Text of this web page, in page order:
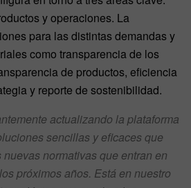
y operaciones. La
para las distintas demandas y
como transparencia de los
de productos, eficiencia
y reporte de sostenibilidad.
actualizando la plataforma
sencillas y eficaces que
normativas que entran en
próximos años. Está en nuestro